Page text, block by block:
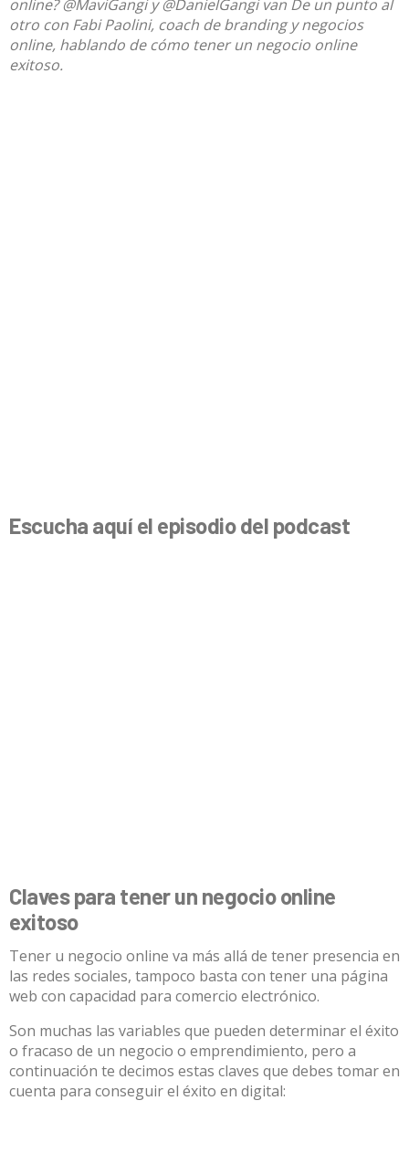
online?@MaviGangiy@DanielGangivan De un punto al
otro con Fabi Paolini, coach de branding y negocios
online, hablando de cómo tener un negocio online
exitoso.
Escucha aquí el episodio del podcast
Claves para tener un negocio online
exitoso
Tener u negocio online va más allá de tener presencia en
las redes sociales, tampoco basta con tener una página
web con capacidad para comercio electrónico.
Son muchas las variables que pueden determinar el éxito
o fracaso de un negocio o emprendimiento, pero a
continuación te decimos estas claves que debes tomar en
cuenta para conseguir el éxito en digital: